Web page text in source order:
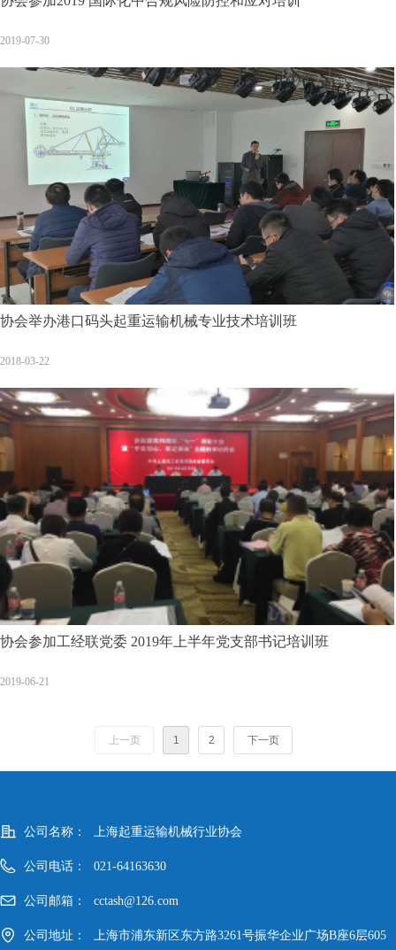
2019-07-30
协会举办港口码头起重运输机械专业技术培训班
2018-03-22
协会参加工经联党委 2019年上半年党支部书记培训班
2019-06-21
上一页 1 2 下一页
公司名称： 上海起重运输机械行业协会
公司电话： 021-64163630
公司邮箱： cctash@126.com
公司地址： 上海市浦东新区东方路3261号振华企业广场B座6层605